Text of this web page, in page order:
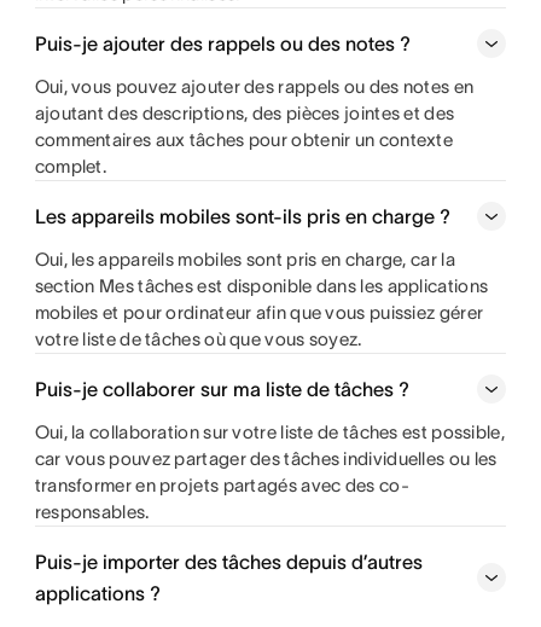
Puis-je ajouter des rappels ou des notes ?
Oui, vous pouvez ajouter des rappels ou des notes en
ajoutant des descriptions, des pièces jointes et des
commentaires aux tâches pour obtenir un contexte
complet.
Les appareils mobiles sont-ils pris en charge ?
Oui, les appareils mobiles sont pris en charge, car la
section Mes tâches est disponible dans les applications
mobiles et pour ordinateur afin que vous puissiez gérer
votre liste de tâches où que vous soyez.
Puis-je collaborer sur ma liste de tâches ?
Oui, la collaboration sur votre liste de tâches est possible,
car vous pouvez partager des tâches individuelles ou les
transformer en projets partagés avec des co-
responsables.
Puis-je importer des tâches depuis d’autres
applications ?